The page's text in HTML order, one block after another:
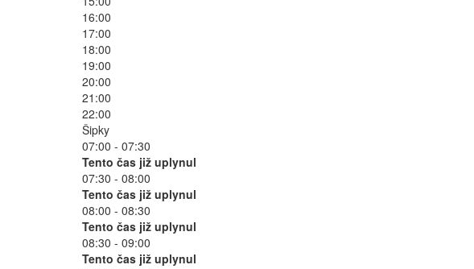
16:00
17:00
18:00
19:00
20:00
21:00
22:00
Šipky
07:00 - 07:30
Tento čas již uplynul
07:30 - 08:00
Tento čas již uplynul
08:00 - 08:30
Tento čas již uplynul
08:30 - 09:00
Tento čas již uplynul